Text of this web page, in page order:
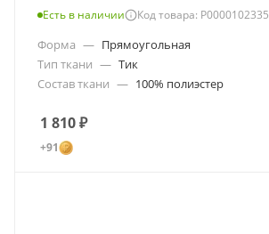
Есть в наличии
Код товара: Р0000102335
Форма — Прямоугольная
Тип ткани — Тик
Состав ткани — 100% полиэстер
1 810₽
+91